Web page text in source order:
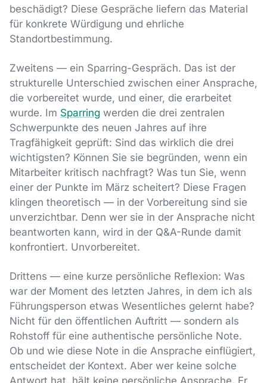
beschädigt? Diese Gespräche liefern das Material
für konkrete Würdigung und ehrliche
Standortbestimmung.
Zweitens — ein Sparring-Gespräch. Das ist der
strukturelle Unterschied zwischen einer Ansprache,
die vorbereitet wurde, und einer, die erarbeitet
wurde. Im Sparring werden die drei zentralen
Schwerpunkte des neuen Jahres auf ihre
Tragfähigkeit geprüft: Sind das wirklich die drei
wichtigsten? Können Sie sie begründen, wenn ein
Mitarbeiter kritisch nachfragt? Was tun Sie, wenn
einer der Punkte im März scheitert? Diese Fragen
klingen theoretisch — in der Vorbereitung sind sie
unverzichtbar. Denn wer sie in der Ansprache nicht
beantworten kann, wird in der Q&A-Runde damit
konfrontiert. Unvorbereitet.
Drittens — eine kurze persönliche Reflexion: Was
war der Moment des letzten Jahres, in dem ich als
Führungsperson etwas Wesentliches gelernt habe?
Nicht für den öffentlichen Auftritt — sondern als
Rohstoff für eine authentische persönliche Note.
Ob und wie diese Note in die Ansprache einflügiert,
entscheidet der Kontext. Aber wer keine solche